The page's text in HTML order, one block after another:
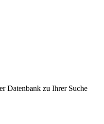
Datenbank zu Ihrer Suche